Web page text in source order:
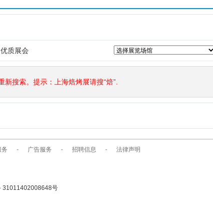
优质展会
搜索。提示：上海焙烤展请搜“焙”.
务 - 广告服务 - 招聘信息 - 法律声明
31011402008648号